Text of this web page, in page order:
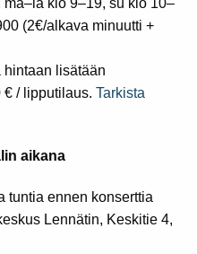
(2€/alkava minuutti +
hintaan lisätään
/ lipputilaus. Tarkista
aikana
tuntia ennen konserttia
Lennätin, Keskitie 4,